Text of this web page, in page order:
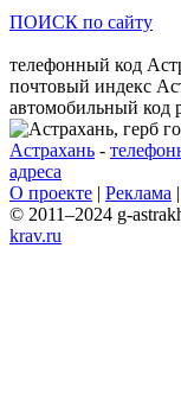
ПОИСК по сайту
телефонный код
почтовый индекс
автомобильный код
Астрахань -
адреса
О проекте | Реклама |
© 2011–2024 g-
krav.ru